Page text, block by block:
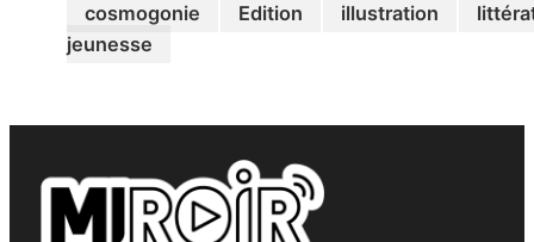
cosmogonie Edition illustration
jeunesse